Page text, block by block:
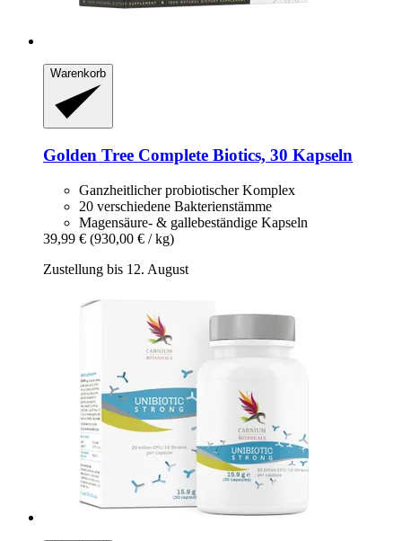
Warenkorb
Golden Tree Complete Biotics, 30 Kapseln
Ganzheitlicher probiotischer Komplex
20 verschiedene Bakterienstämme
Magensäure- & gallebeständige Kapseln
39,99 € (930,00 € / kg)
Zustellung bis 12. August